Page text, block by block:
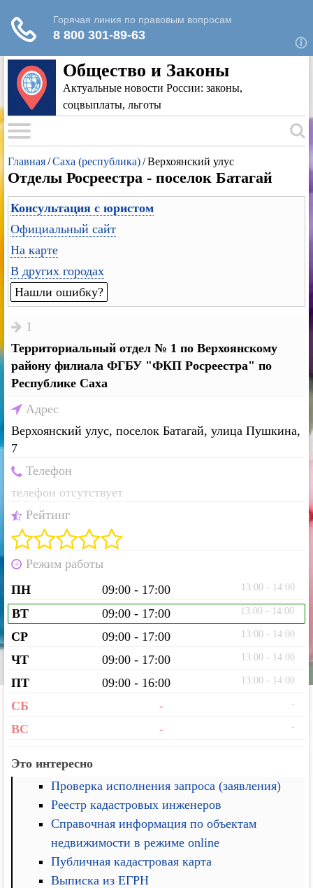
Общество и Законы
Актуальные новости России: законы,
соцвыплаты, льготы
Главная/Саха (республика)/Верхоянский улус
Отделы Росреестра - поселок Батагай
Консультация с юристом
Официальный сайт
На карте
В других городах
Нашли ошибку?
1
Территориальный отдел № 1 по Верхоянскому
району филиала ФГБУ "ФКП Росреестра" по
Республике Саха
Адрес
Верхоянский улус, поселок Батагай, улица Пушкина,
7
Телефон
телефон отсутствует
Рейтинг
Режим работы
ПН
09:00 - 17:00 13:00 - 14:00
ВТ 09:00 - 17:00 13:00 - 14:00
СР 09:00 - 17:00 13:00 - 14:00
ЧТ 09:00 - 17:00 13:00 - 14:00
ПТ 09:00 - 16:00 13:00 - 14:00
СБ - -
ВС - -
Это интересно
Проверка исполнения запроса (заявления)
Реестр кадастровых инженеров
Справочная информация по объектам
недвижимости в режиме online
Публичная кадастровая карта
Выписка из ЕГРН
Для любых предложений по сайту: rk-
reestr@cp9.ru